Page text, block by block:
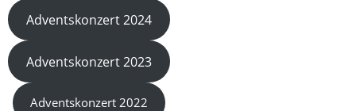
Adventskonzert 2024
Adventskonzert 2023
Adventskonzert 2022